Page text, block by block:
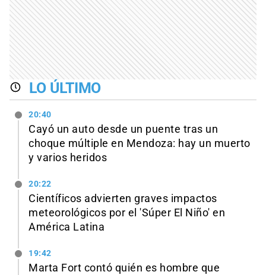
LO ÚLTIMO
20:40
Cayó un auto desde un puente tras un
choque múltiple en Mendoza: hay un muerto
y varios heridos
20:22
Científicos advierten graves impactos
meteorológicos por el 'Súper El Niño' en
América Latina
19:42
Marta Fort contó quién es hombre que